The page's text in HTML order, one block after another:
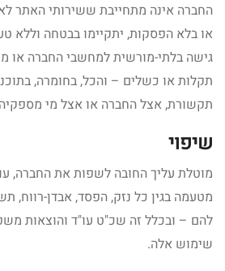
החברה אינה מתחייבת ששירותי האתר לא
או בלא הפסקות, יתקיימו בבטחה וללא
גישה בלתי-מורשית למחשבי החברה או
תקלות או כשלים – והכל, בחומרה,
תקשורת, אצל החברה או אצל מי
שיפוי
מוטלת עליך החובה לשפות את החברה,
מטעמה בגין כל נזק, הפסד, אבדן-רווח,
להם – ובכלל זה שכ"ט עו"ד והוצאות
שימוש אלה.